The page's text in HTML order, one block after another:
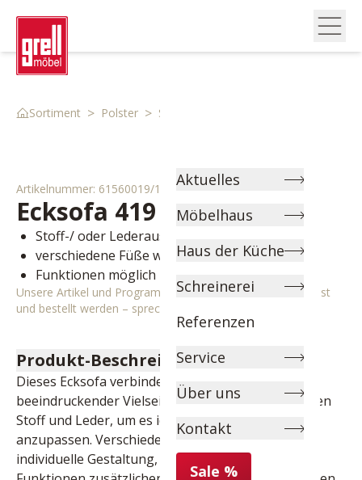
Aktuelles
Möbelhaus
Haus der Küche
Schreinerei
Referenzen
Service
Über uns
Kontakt
Sale %
Sortiment > Polster > Sofas
Artikelnummer: 61560019/1
Ecksofa 419 Parma
Stoff-/ oder Lederauswahl
verschiedene Füße wählbar
Funktionen möglich
Unsere Artikel und Programme können individuell angepasst
und bestellt werden – sprechen Sie uns gerne an!
Produkt-Beschreibung
Dieses Ecksofa verbindet zeitloses Design mit
beeindruckender Vielseitigkeit. Wählen Sie zwischen
Stoff und Leder, um es ideal an Ihre Wohnwelt
anzupassen. Verschiedene Füße ermöglichen eine
individuelle Gestaltung, während die optionalen